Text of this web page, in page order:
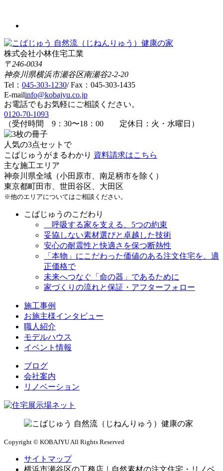
株式会社小林住宅工業
〒246-0034
神奈川県横浜市瀬谷区南瀬谷2-2-20
Tel： 045-303-1230/ Fax：045-303-1435
E-mailinfo@kobajyu.co.jp
お電話でもお気軽にご相談ください。
0120-70-1093
（受付時間 9：30〜18：00 定休日：火・水曜日）
人気の3点セットで
こばじゅうがまるわかり 資料請求はこちら
主な施工エリア
神奈川県全域（小田原市、南足柄市を除く）
東京都町田市、世田谷区、大田区
※他のエリアについてはご相談ください。
こばじゅうのこだわり
呼吸する家を支える、5つの約束
妥協しない素材選びと卓越した技術
安心の耐震性と快適さを保つ断熱性
「本物」にこだわった価値のある注文住宅を、適
正価格で
未来へつなぐ「命の器」であるために
家づくりの流れと保証・アフターフォロー
施工事例
お施主様インタビュー
職人紹介
モデルハウス
イベント情報
ブログ
会社案内
リノベーション
Copyright © KOBAJYU All Rights Reserved
サイトマップ